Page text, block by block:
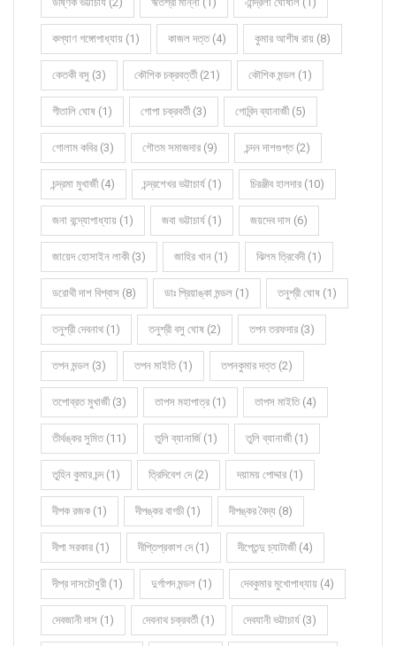
কল্যাণ গঙ্গোপাধ্যায় (1) কাজল দত্ত (4) কুমার আশীষ রায় (8)
কেতকী বসু (3) কৌশিক চক্রবর্ত্তী (21) কৌশিক মন্ডল (1)
গীতালি ঘোষ (1) গোপা চক্রবর্তী (3) গোবিন্দ ব্যানার্জী (5)
গোলাম কবির (3) গৌতম সমাজদার (9) চন্দন দাশগুপ্ত (2)
চন্দ্রমা মুখার্জী (4) চন্দ্রশেখর ভট্টাচার্য (1) চিরঞ্জীব হালদার (10)
জনা বন্দ্যোপাধ্যায় (1) জবা ভট্টাচার্য (1) জয়দেব দাস (6)
জায়েদ হোসাইন লাকী (3) জাহির খান (1) ঝিলম ত্রিবেদী (1)
ডরোথী দাশ বিশ্বাস (8) ডাঃ প্রিয়াঙ্কা মন্ডল (1) তনুশ্রী ঘোষ (1)
তনুশ্রী দেবনাথ (1) তনুশ্রী বসু ঘোষ (2) তপন তরফদার (3)
তপন মন্ডল (3) তপন মাইতি (1) তপনকুমার দত্ত (2)
তপোব্রত মুখার্জী (3) তাপস মহাপাত্র (1) তাপস মাইতি (4)
তীর্থঙ্কর সুমিত (11) তুলি ব্যানার্জি (1) তুলি ব্যানার্জী (1)
তুহিন কুমার চন্দ (1) ত্রিদিবেশ দে (2) দয়াময় পোদ্দার (1)
দীপক রজক (1) দীপঙ্কর বাগচী (1) দীপঙ্কর বৈদ্য (8)
দীপা সরকার (1) দীপ্তিপ্রকাশ দে (1) দীপ্তেন্দু চ্যাটার্জী (4)
দীপ্র দাসচৌধুরী (1) দুর্গাপদ মন্ডল (1) দেবকুমার মুখোপাধ্যায় (4)
দেবজানী দাস (1) দেবনাথ চক্রবর্তী (1) দেবযানী ভট্টাচার্য (3)